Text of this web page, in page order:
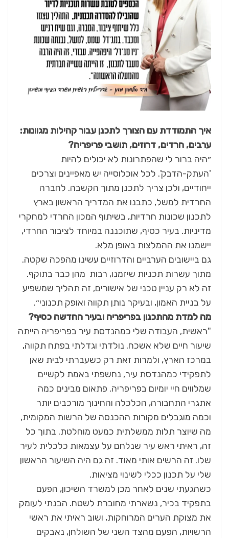
איך התמודדת עם הצורך לתכנן עבור קהילות מגוונות:
ערבים, חרדים, דרוזים, תושבי פריפריה?
״היה ברור לי שהפתרונות לא יכולים להיות
'העתק-הדבק'. לכל אוכלוסייה יש מאפיינים וצרכים
ייחודיים, ולכן צריך לתכנן מתוך הקשבה. לחברה
החרדית למשל, כתבנו את המדריך הראשון בארץ
לתכנון שכונות חרדיות, בשיתוף המכון החרדי למחקרי
מדיניות. בעיר כסיף, שתוכננה במיוחד לציבור החרדי,
יישמנו את ההמלצות באופן מלא.
גם ביישובים הערביים והדרוזיים עשינו מהפכה שקטה.
מתוך עשרות תכניות שיזמנו, רבות מהן כבר בתוקף.
זה לא רק עניין טכני של אישורים, זה תהליך שמשפיע
על בניית האמון, ובעיקר נותן תקווה ואופק תכנוני״.
מה למדת מהתכנון בפריפריה ובעיר החדשה כסיף?
"ראשית, העבודה שלי כמהנדסת עיר בפריפריה הייתה
שיעור חיים שלא אשכח. נולדתי וגדלתי בפתח תקווה,
במרכז הארץ, ולמרות זאת רק כשעברתי לבית שאן
לתפקידי כמהנדסת עיר, נחשפתי באמת לקשיים
שמלווים חיי יומיום בפריפריה. פתאום מבינים כמה
אתגרי התחבורה, הכלכלה והחינוך מורכבים יותר
וכמה מוגבלים מקורות ההכנסה של הרשות המקומית,
מה שיוצר תלות ממשלתית כמעט מוחלטת. בתוך כל
זה, ראיתי ראש עיר שנלחם על עצמאות כלכלית לעיר
שלו. זה הרשים אותי מאוד. זה גם היה השיעור הראשון
שלי על תכנון ככלי לשינוי מציאות.
כשהגעתי שנים לאחר מכן למשרד השיכון, הפעם
בתפקיד בכיר, נשארתי מחוברת לשטח. הבנתי לעומק
את מצוקת הערים המרוחקות, ושוב ראיתי את ראשי
הרשויות, הפעם מהצד השני של השולחן, נאבקים